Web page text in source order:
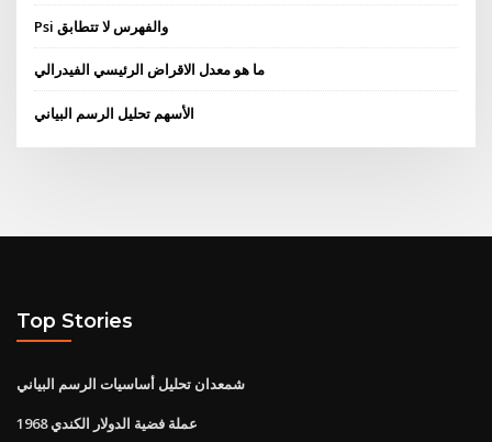
Psi والفهرس لا تتطابق
ما هو معدل الاقراض الرئيسي الفيدرالي
الأسهم تحليل الرسم البياني
Top Stories
شمعدان تحليل أساسيات الرسم البياني
1968 عملة فضية الدولار الكندي